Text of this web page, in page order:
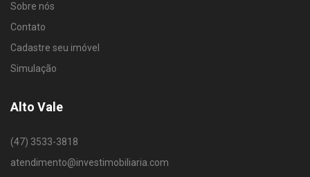
Sobre nós
Contato
Cadastre seu imóvel
Simulação
Alto Vale
(47) 3533-3818
atendimento@investimobiliaria.com